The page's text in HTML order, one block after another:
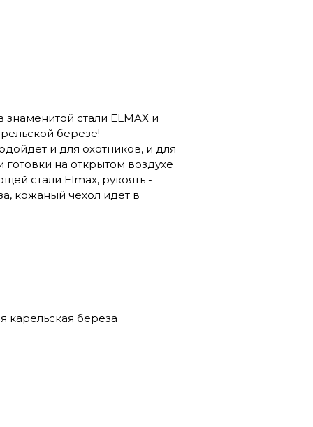
стали ELMAX и
березе!
и для охотников, и для
на открытом воздухе
стали Elmax, рукоять -
кожаный чехол идет в
карельская береза